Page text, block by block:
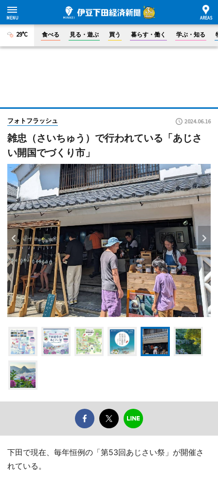
29°C 食べる 見る・遊ぶ 買う 暮らす・働く 学ぶ・知る
フォトフラッシュ 2024.06.16
雑忠（さいちゅう）で行われている「あじさ
い開国でづくり市」
下田で現在、毎年恒例の「第53回あじさい祭」が開催さ
れている。